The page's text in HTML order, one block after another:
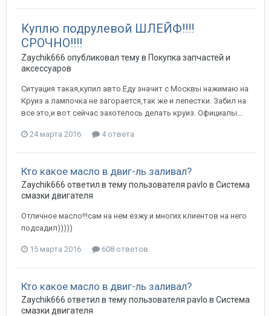
Куплю подрулевой ШЛЕЙФ!!!!
СРОЧНО!!!!
Zaychik666 опубликовал тему в Покупка запчастей и
аксессуаров
Ситуация такая,купил авто.Еду значит с Москвы нажимаю на
Круиз а лампочка не загорается,так же и лепестки. Забил на
все это,и вот сейчас захотелось делать круиз. Официалы...
24 марта 2016 4 ответа
Кто какое масло в двиг-ль заливал?
Zaychik666 ответил в тему пользователя pavlo в Система
смазки двигателя
Отличное масло!!!сам на нем езжу.и многих клиентов на него
подсадил)))))
15 марта 2016 608 ответов
Кто какое масло в двиг-ль заливал?
Zaychik666 ответил в тему пользователя pavlo в Система
смазки двигателя